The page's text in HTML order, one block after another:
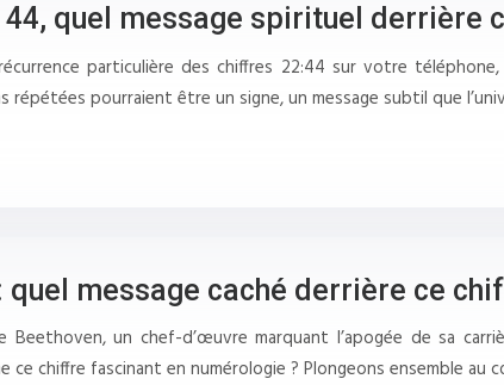
quel message spirituel derrière
particulière des chiffres 22:44 sur votre
répétées pourraient être un signe, un message subtil que
quel message caché derrière ce
Beethoven, un chef-d’œuvre marquant l’apogée de sa
ce chiffre fascinant en numérologie ? Plongeons ensemble au